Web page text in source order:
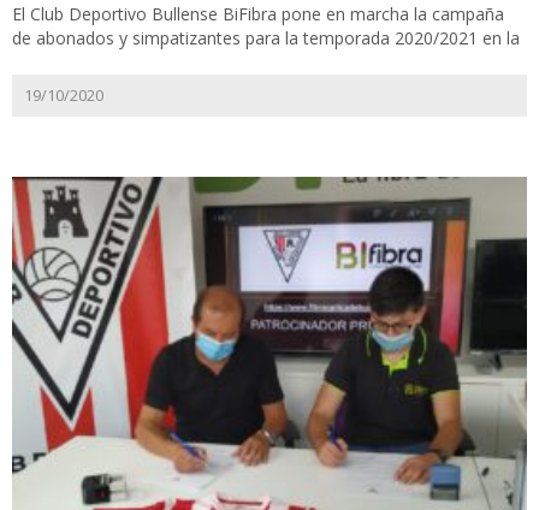
El Club Deportivo Bullense BiFibra pone en marcha la campaña
de abonados y simpatizantes para la temporada 2020/2021 en la
19/10/2020